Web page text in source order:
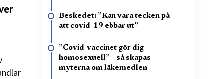
Beskedet: ”Kan vara tecken på
att covid-19 ebbar ut”
”Covid-vaccinet gör dig
homosexuell” – så skapas
myterna om läkemedlen